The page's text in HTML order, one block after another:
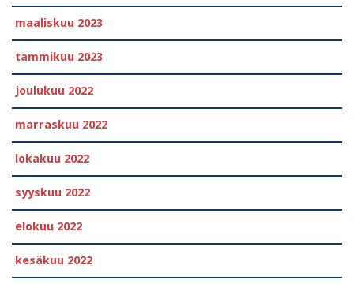
maaliskuu 2023
tammikuu 2023
joulukuu 2022
marraskuu 2022
lokakuu 2022
syyskuu 2022
elokuu 2022
kesäkuu 2022